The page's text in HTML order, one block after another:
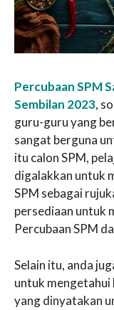
Percubaan SPM
Sembilan 2023,
guru-guru yang
sangat berguna
itu calon SPM,
digalakkan untuk
SPM sebagai
persediaan untuk
Percubaan SPM
Selain itu, anda
untuk mengetahui
yang dinyatakan